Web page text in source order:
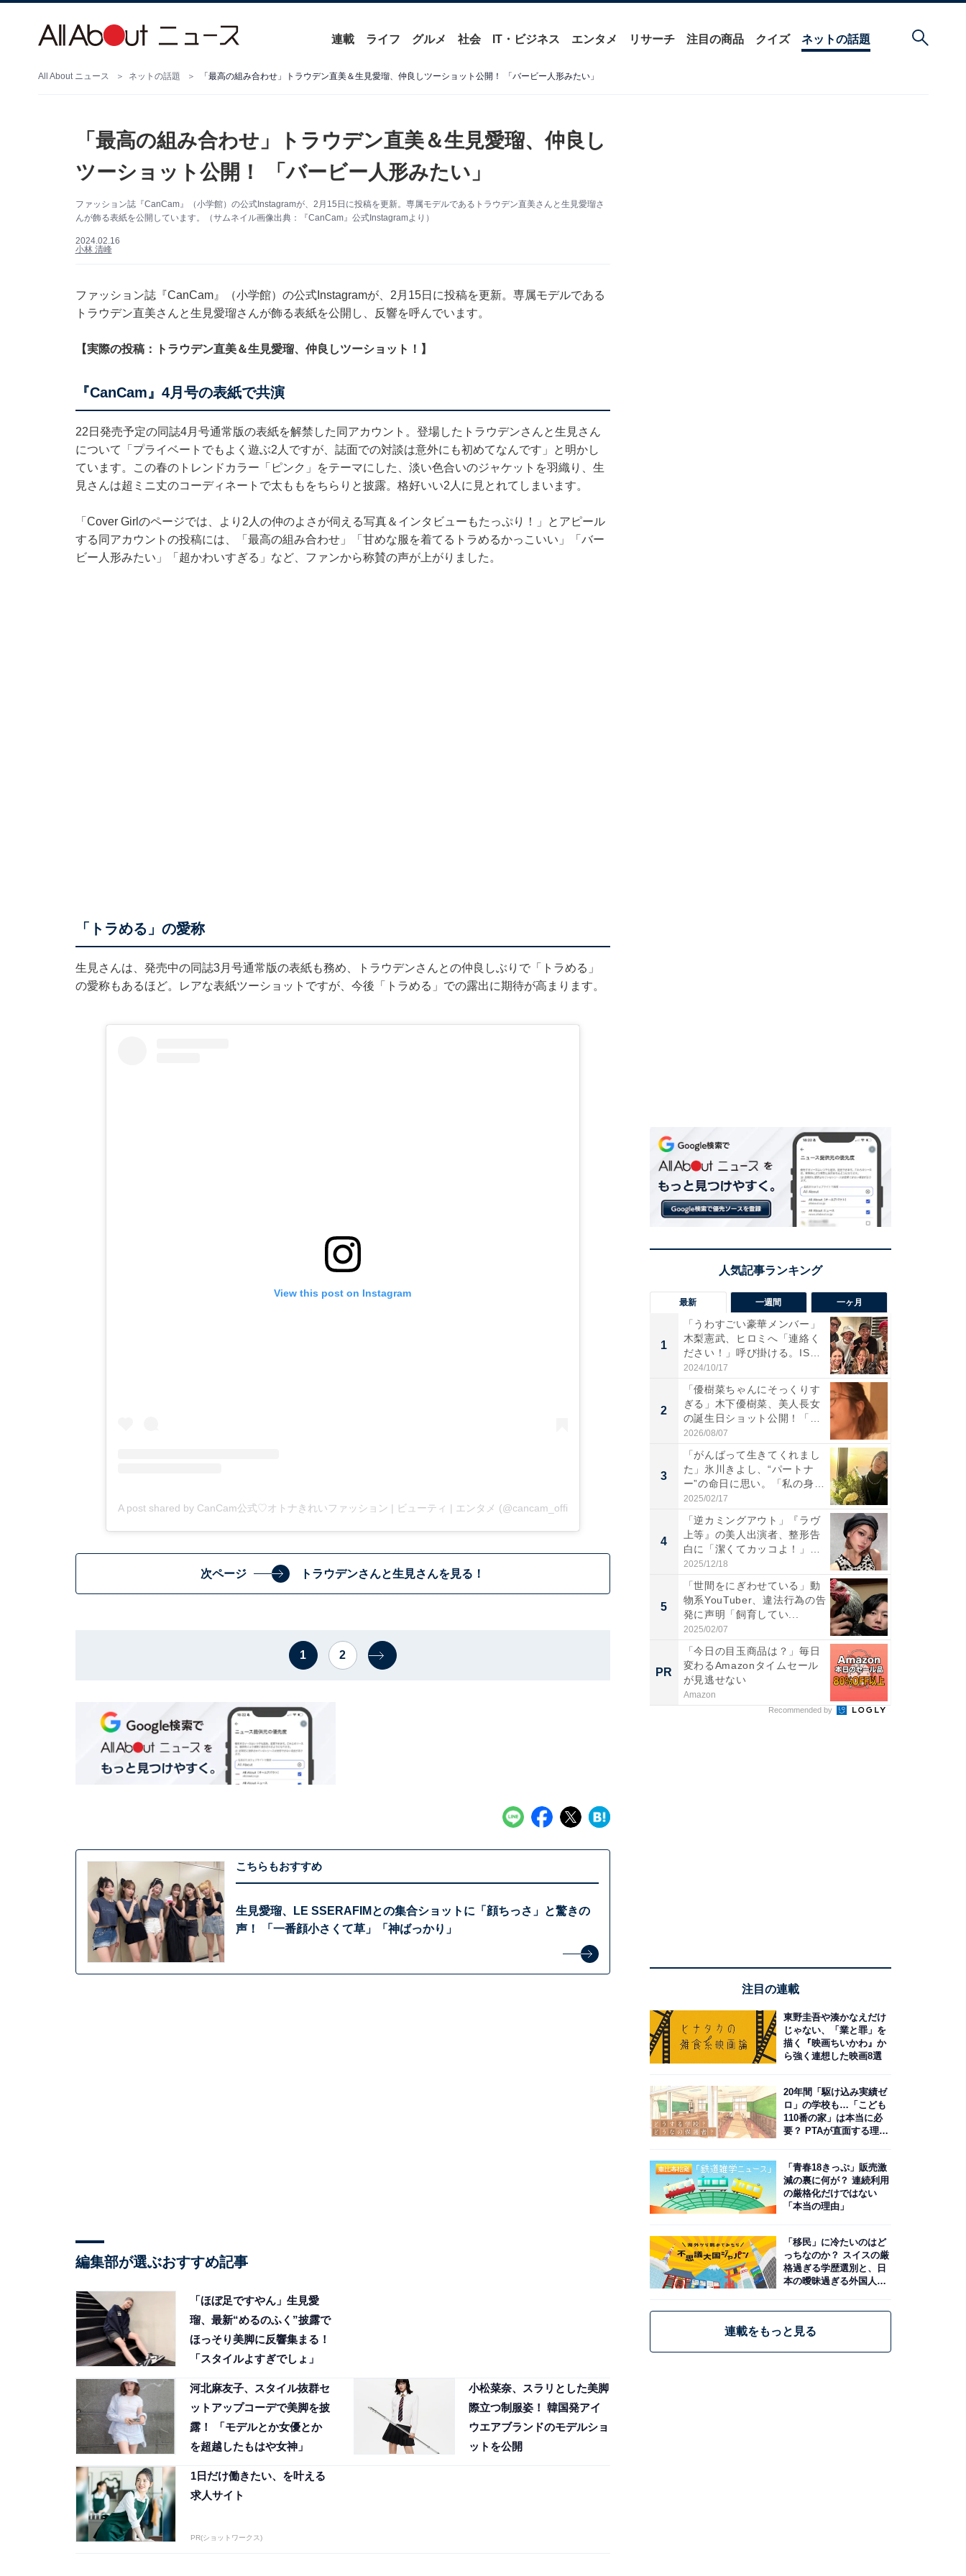
連載 ライフ グルメ 社会 IT・ビジネス エンタメ リサーチ 注目の商品 クイズ ネットの話題
All About ニュース ネットの話題 「最高の組み合わせ」トラウデン直美＆生見愛瑠、仲良しツーショット公開！ 「バービー人形みたい」
「最高の組み合わせ」トラウデン直美＆生見愛瑠、仲良し
ツーショット公開！ 「バービー人形みたい」
ファッション誌『CanCam』（小学館）の公式Instagramが、2月15日に投稿を更新。専属モデルであるトラウデン直美さんと生見愛瑠さ
んが飾る表紙を公開しています。（サムネイル画像出典：『CanCam』公式Instagramより）
2024.02.16
小林 清峰
ファッション誌『CanCam』（小学館）の公式Instagramが、2月15日に投稿を更新。専属モデルである
トラウデン直美さんと生見愛瑠さんが飾る表紙を公開し、反響を呼んでいます。
【実際の投稿：トラウデン直美＆生見愛瑠、仲良しツーショット！】
『CanCam』4月号の表紙で共演
22日発売予定の同誌4月号通常版の表紙を解禁した同アカウント。登場したトラウデンさんと生見さん
について「プライベートでもよく遊ぶ2人ですが、誌面での対談は意外にも初めてなんです」と明かし
ています。この春のトレンドカラー「ピンク」をテーマにした、淡い色合いのジャケットを羽織り、生
見さんは超ミニ丈のコーディネートで太ももをちらりと披露。格好いい2人に見とれてしまいます。
「Cover Girlのページでは、より2人の仲のよさが伺える写真＆インタビューもたっぷり！」とアピール
する同アカウントの投稿には、「最高の組み合わせ」「甘めな服を着てるトラめるかっこいい」「バー
ビー人形みたい」「超かわいすぎる」など、ファンから称賛の声が上がりました。
「トラめる」の愛称
生見さんは、発売中の同誌3月号通常版の表紙も務め、トラウデンさんとの仲良しぶりで「トラめる」
の愛称もあるほど。レアな表紙ツーショットですが、今後「トラめる」での露出に期待が高まります。
View this post on Instagram
A post shared by CanCam公式♡オトナきれいファッション | ビューティ | エンタメ (@cancam_official)
次ページ トラウデンさんと生見さんを見る！
1 2
こちらもおすすめ
生見愛瑠、LE SSERAFIMとの集合ショットに「顔ちっさ」と驚きの
声！ 「一番顔小さくて草」「神ばっかり」
編集部が選ぶおすすめ記事
「ほぼ足ですやん」生見愛
瑠、最新“めるのふく”披露で
ほっそり美脚に反響集まる！
「スタイルよすぎでしょ」
河北麻友子、スタイル抜群セ
ットアップコーデで美脚を披
露！ 「モデルとか女優とか
を超越したもはや女神」
小松菜奈、スラリとした美脚
際立つ制服姿！ 韓国発アイ
ウエアブランドのモデルショ
ットを公開
1日だけ働きたい、を叶える
求人サイト
PR(ショットワークス)
最新 一週間 一ヶ月
1
「うわすごい豪華メンバー」
木梨憲武、ヒロミへ「連絡く
ださい！」呼び掛ける。IS
S...
2024/10/17
2
「優樹菜ちゃんにそっくりす
ぎる」木下優樹菜、美人長女
の誕生日ショット公開！「1
4...
2026/08/07
3
「がんばって生きてくれまし
た」氷川きよし、“パートナ
ー”の命日に思い。「私の身
体...
2025/02/17
4
「逆カミングアウト」『ラヴ
上等』の美人出演者、整形告
白に「潔くてカッコよ！」
「好...
2025/12/18
5
「世間をにぎわせている」動
物系YouTuber、違法行為の告
発に声明「飼育してい...
2025/02/07
PR
「今日の目玉商品は？」毎日
変わるAmazonタイムセール
が見逃せない
Amazon
Recommended by
注目の連載
東野圭吾や湊かなえだけ
じゃない、「業と罪」を
描く『映画ちいかわ』か
ら強く連想した映画8選
20年間「駆け込み実績ゼ
ロ」の学校も…「こども
110番の家」は本当に必
要？ PTAが直面する理想
「青春18きっぷ」販売激
減の裏に何が？ 連続利用
の厳格化だけではない
「本当の理由」
「移民」に冷たいのはど
っちなのか？ スイスの厳
格過ぎる学歴選別と、日
本の曖昧過ぎる外国人政
連載をもっと見る